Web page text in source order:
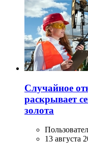
Случайное
раскрывает
золота
13 августа